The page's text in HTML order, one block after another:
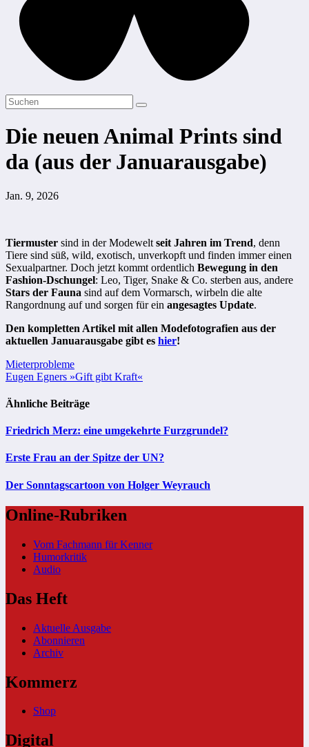
Die neuen Animal Prints sind
da (aus der Januarausgabe)
Jan. 9, 2026
Tiermuster sind in der Modewelt seit Jahren im Trend, denn
Tiere sind süß, wild, exotisch, unverkopft und finden immer einen
Sexualpartner. Doch jetzt kommt ordentlich Bewegung in den
Fashion-Dschungel: Leo, Tiger, Snake & Co. sterben aus, andere
Stars der Fauna sind auf dem ­Vormarsch, wirbeln die alte
Rangordnung auf und sorgen für ein angesagtes Update.
Den kompletten Artikel mit allen Modefotografien aus der
aktuellen Januarausgabe gibt es hier!
Beitragsnavigation
Mieterprobleme
Eugen Egners »Gift gibt Kraft«
Ähnliche Beiträge
Friedrich Merz: eine umgekehrte Furzgrundel?
Erste Frau an der Spitze der UN?
Der Sonntagscartoon von Holger Weyrauch
Online-Rubriken
Vom Fachmann für Kenner
Humorkritik
Audio
Das Heft
Aktuelle Ausgabe
Abonnieren
Archiv
Kommerz
Shop
Digital